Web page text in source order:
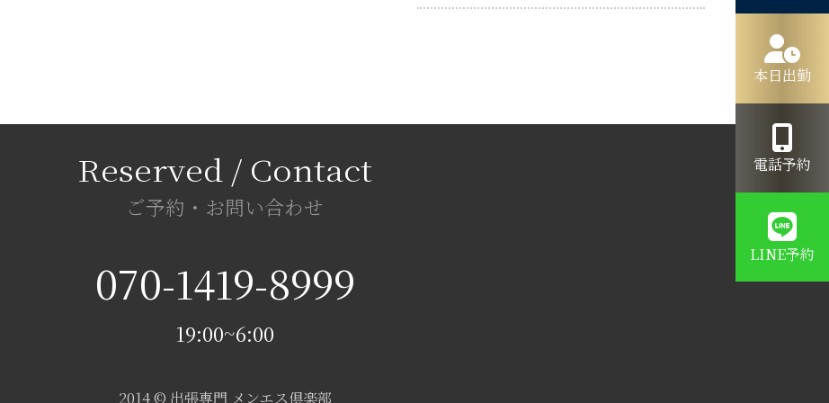
ご予約・お問い合わせ
070-1419-8999
19:00~6:00
本日出勤
電話予約
LINE予約
2014 © 出張専門 メンエス倶楽部